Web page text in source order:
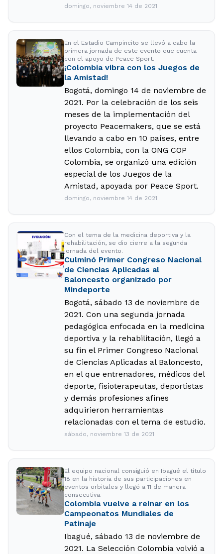
domingo, noviembre 14 de 2021
En el Estadio Campincito se llevó a cabo la
primera jornada de este evento que cuenta
con el apoyo de Peace Sport.
¡Colombia vibra con los Juegos de
la Amistad!
Bogotá, domingo 14 de noviembre de
2021. Por la celebración de los seis
meses de la implementación del
proyecto Peacemakers, que se está
llevando a cabo en 10 países, entre
ellos Colombia, con la ONG COP
Colombia, se organizó una edición
especial de los Juegos de la
Amistad, apoyada por Peace Sport.
domingo, noviembre 14 de 2021
Con el tema de la medicina deportiva y la
rehabilitación, se dio cierre a la segunda
jornada del evento.
Culminó Primer Congreso Nacional
de Ciencias Aplicadas al
Baloncesto organizado por
Mindeporte
Bogotá, sábado 13 de noviembre de
2021. Con una segunda jornada
pedagógica enfocada en la medicina
deportiva y la rehabilitación, llegó a
su fin el Primer Congreso Nacional
de Ciencias Aplicadas al Baloncesto,
en el que entrenadores, médicos del
deporte, fisioterapeutas, deportistas
y demás profesiones afines
adquirieron herramientas
relacionadas con el tema de estudio.
sábado, noviembre 13 de 2021
El equipo nacional consiguió en Ibagué el título
18 en la historia de sus participaciones en
eventos orbitales y llegó a 11 de manera
consecutiva.
Colombia vuelve a reinar en los
Campeonatos Mundiales de
Patinaje
Ibagué, sábado 13 de noviembre de
2021. La Selección Colombia volvió a